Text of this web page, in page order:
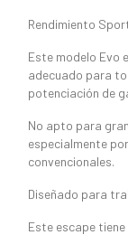
Rendimiento
Este modelo Evo
adecuado para
potenciación de
No apto para
especialmente
convencionales.
Diseñado para
Este escape